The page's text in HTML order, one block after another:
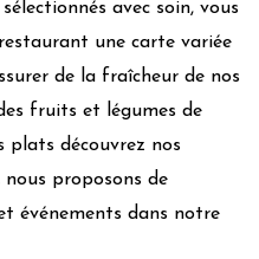
avec soin, vous
une carte variée
de la fraîcheur de nos
fruits et légumes de
plats découvrez nos
nous proposons de
événements dans notre